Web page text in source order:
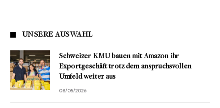
UNSERE AUSWAHL
Schweizer KMU bauen mit Amazon ihr
Exportgeschäft trotz dem anspruchsvollen
Umfeld weiter aus
08/05/2026